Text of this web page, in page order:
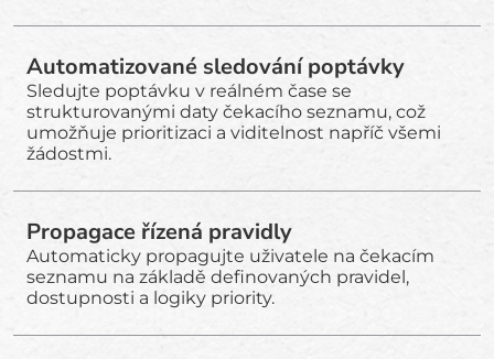
Automatizované sledování poptávky
Sledujte poptávku v reálném čase se
strukturovanými daty čekacího seznamu, což
umožňuje prioritizaci a viditelnost napříč všemi
žádostmi.
Propagace řízená pravidly
Automaticky propagujte uživatele na čekacím
seznamu na základě definovaných pravidel,
dostupnosti a logiky priority.